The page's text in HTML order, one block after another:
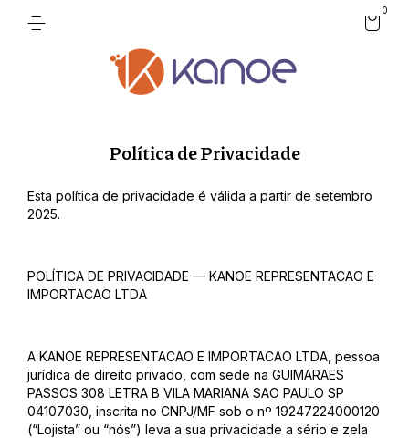
0
Política de Privacidade
Esta política de privacidade é válida a partir de setembro
2025.
POLÍTICA DE PRIVACIDADE — KANOE REPRESENTACAO E
IMPORTACAO LTDA
A KANOE REPRESENTACAO E IMPORTACAO LTDA, pessoa
jurídica de direito privado, com sede na GUIMARAES
PASSOS 308 LETRA B VILA MARIANA SAO PAULO SP
04107030, inscrita no CNPJ/MF sob o nº 19247224000120
(“Lojista” ou “nós”) leva a sua privacidade a sério e zela